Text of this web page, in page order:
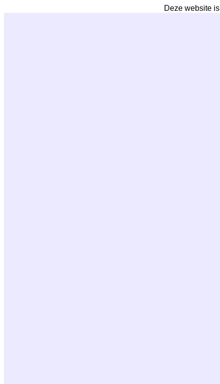
Deze website